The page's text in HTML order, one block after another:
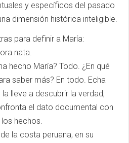
y específicos del pasado
dimensión histórica inteligible.
para definir a María:
nata.
hecho María? Todo. ¿En qué
saber más? En todo. Echa
lleve a descubrir la verdad,
el dato documental con
los hechos.
la costa peruana, en su